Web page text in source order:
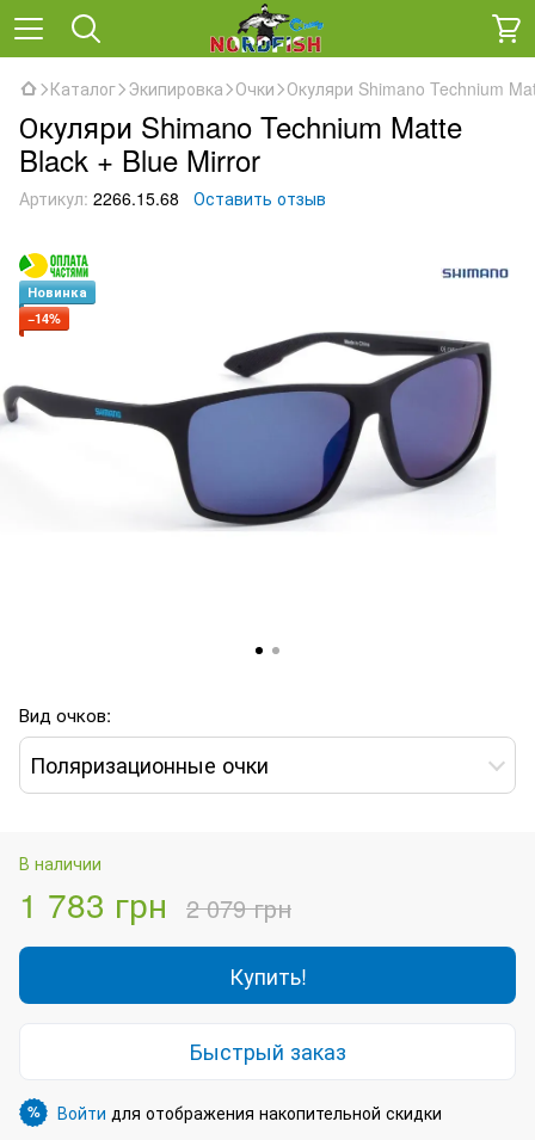
Каталог Экипировка Очки Окуляри Shimano Technium
Окуляри Shimano Technium Matte
Black + Blue Mirror
Артикул: 2266.15.68 Оставить отзыв
Новинка
−14%
Вид очков:
Поляризационные очки
В наличии
1 783 грн 2 079 грн
Купить!
Быстрый заказ
% Войти для отображения накопительной скидки